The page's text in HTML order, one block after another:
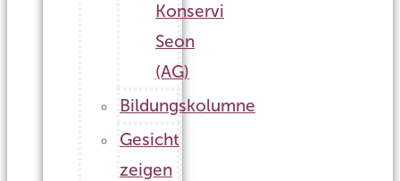
Konservi
Seon
(AG)
Bildungskolumne
Gesicht
zeigen